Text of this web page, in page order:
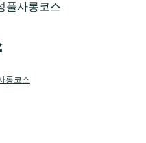
풀사롱코스
롱코스